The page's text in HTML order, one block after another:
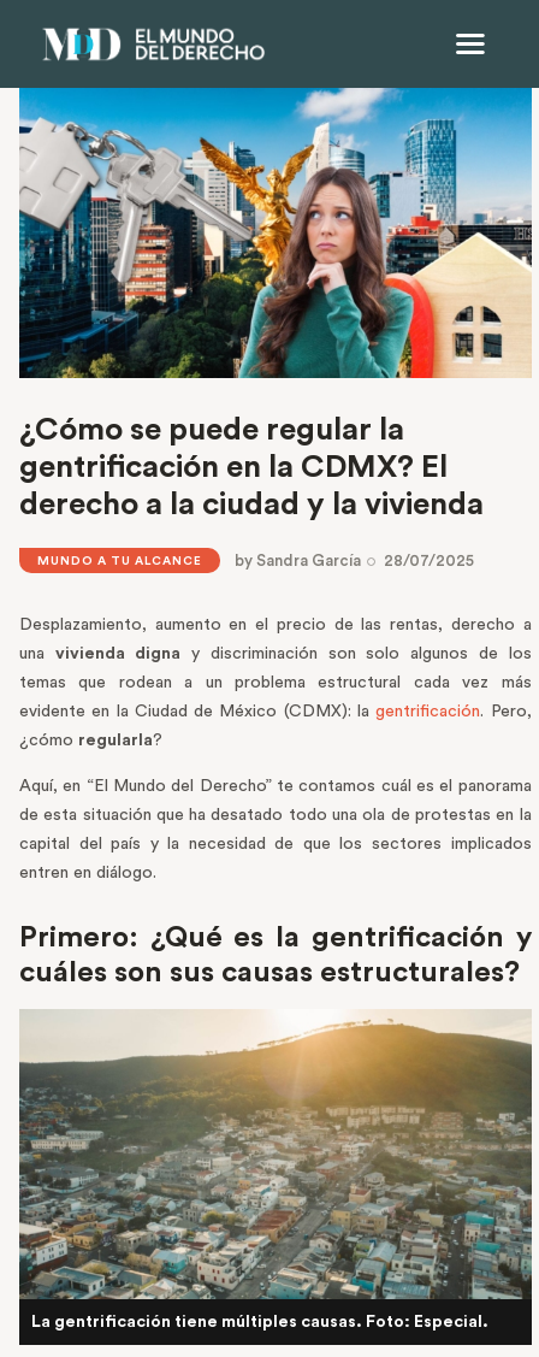
¿Cómo se puede regular la
gentrificación en la CDMX? El
derecho a la ciudad y la vivienda
MUNDO A TU ALCANCE bySandra García 28/07/2025
Desplazamiento, aumento en el precio de las rentas, derecho a
una vivienda digna
y discriminación son solo algunos de los
temas que rodean a un problema estructural cada vez más
evidente en la Ciudad de México (CDMX): lagentrificación. Pero,
¿cómo regularla?
Aquí, en “El Mundo del Derecho” te contamos cuál es el panorama
de esta situación que ha desatado todo una ola de protestas en la
capital del país y la necesidad de que los sectores implicados
entren en diálogo.
Primero: ¿Qué es la gentrificación y
cuáles son sus causas estructurales?
La gentrificación tiene múltiples causas. Foto: Especial.